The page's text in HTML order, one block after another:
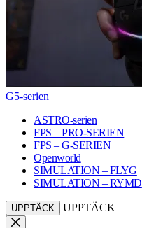
G5-serien
ASTRO-serien
FPS – PRO-SERIEN
FPS – G-SERIEN
Openworld
SIMULATION – FLYG
SIMULATION – RYMD
UPPTÄCK UPPTÄCK